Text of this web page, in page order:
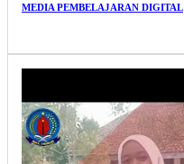
MEDIA PEMBELAJARAN DIGITAL